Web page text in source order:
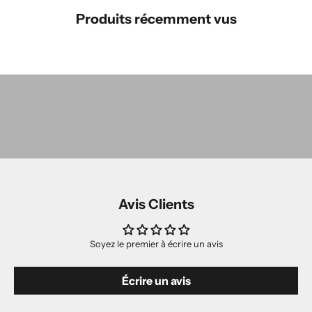
Produits récemment vus
Avis Clients
Soyez le premier à écrire un avis
Écrire un avis